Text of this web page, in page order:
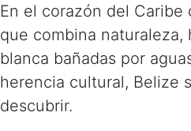
En el corazón del
que combina
blanca bañadas por
herencia cultural, Belize
descubrir.